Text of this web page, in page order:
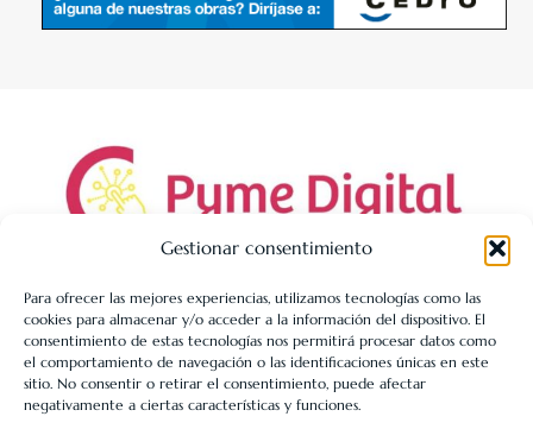
Gestionar consentimiento
Para ofrecer las mejores experiencias, utilizamos tecnologías como las
cookies para almacenar y/o acceder a la información del dispositivo. El
consentimiento de estas tecnologías nos permitirá procesar datos como
el comportamiento de navegación o las identificaciones únicas en este
sitio. No consentir o retirar el consentimiento, puede afectar
negativamente a ciertas características y funciones.
LIBRERÍA UNIVERSITARIA LEÓN 1980 SLL ha sido beneficiaria
de Fondos Europeos, cuyo objetivo es la mejora de la
competitividad de las PYMES, y gracias al cual ha puesto en
marcha un Plan de Acción con el objetivo de reforzar la